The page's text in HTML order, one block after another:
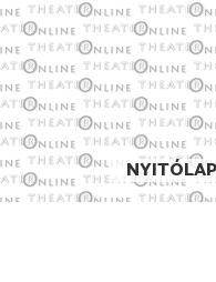
NYITÓLAP